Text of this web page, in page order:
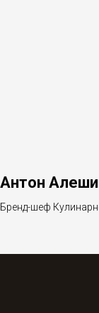
Антон
Бренд-шеф